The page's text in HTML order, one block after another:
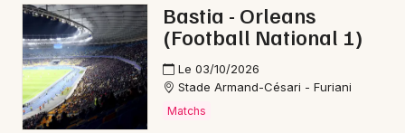
2B - Haute-Corse
Choisir mes départements
Mon email
Bastia - Orleans
(Football National 1)
Le 03/10/2026
Stade Armand-Césari - Furiani
Matchs